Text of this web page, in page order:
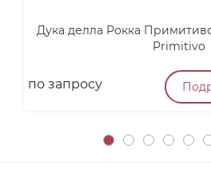
Дука делла Рокка
Primitivo
по запросу